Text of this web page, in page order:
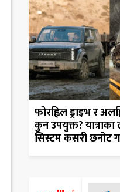
फोरह्विल ड्राइभ र
कुन उपयुक्त? यात्राका
सिस्टम कसरी छनोट